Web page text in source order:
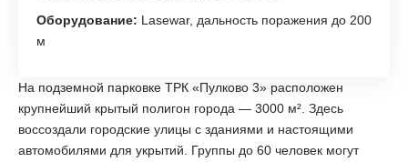
Оборудование: Lasewar, дальность поражения до 200
м
На подземной парковке ТРК «Пулково 3» расположен
крупнейший крытый полигон города — 3000 м². Здесь
воссоздали городские улицы с зданиями и настоящими
автомобилями для укрытий. Группы до 60 человек могут